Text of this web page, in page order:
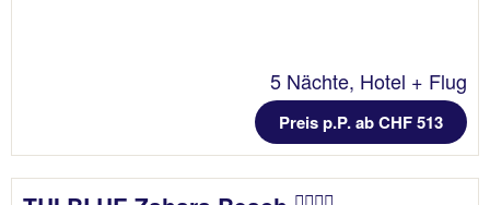
5 Nächte, Hotel + Flug
Preis p.P. ab CHF 513